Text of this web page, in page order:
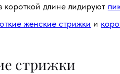
длине лидируют
женские стрижки и
стрижки